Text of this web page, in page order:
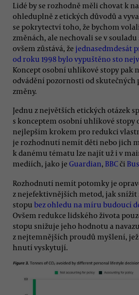
Lidé by se rozhodně měli chovat k
ohleduplně z etických důvodů a
se pokrytectví toho, že bychom
změnách, ale nechovali se v
ovšem zůstává, že jednasedmdesát
od roku 1998 bylo vypuštěno sto
Koncept osobní uhlíkové stopy pak
odvádění pozornosti od
změny.
Jednu z největších etických otázek
s konceptem osobní uhlíkové stopy
nejlepším krokem pro redukci
je rozhodnutí nemít děti nebo jich
k danému tématu lze najít už i v
mediích, jako je Guardian, BBCči
Rozhodnutí nemít potomky je
z nejefektivnějších metod, jak
stopu bez ohledu na míru budoucí
Ovšem redukce lidského života
stopu snižuje jeho hodnotu a
z nejtemnějších proudů myšlení,
hnutí vyskytují.